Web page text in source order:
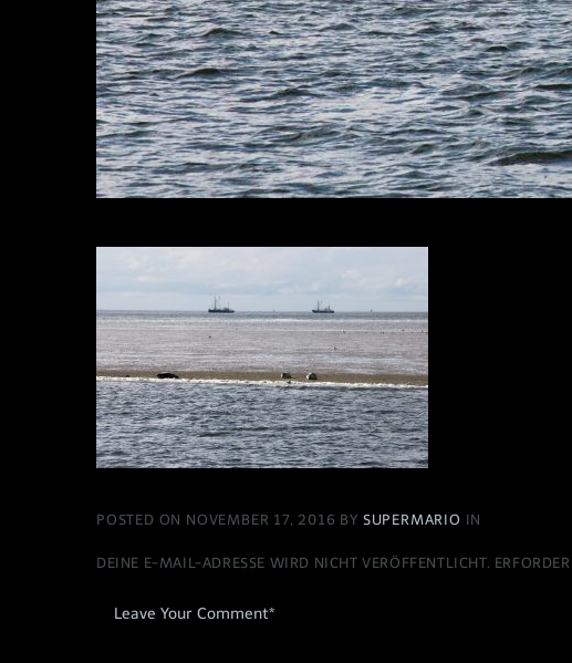
POSTED ON NOVEMBER 17, 2016 BY SUPERMARIO IN
DEINE E-MAIL-ADRESSE WIRD NICHT VERÖFFENTLICHT.